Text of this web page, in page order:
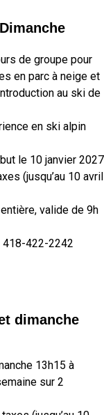
de groupe pour
en parc à neige et
au ski de
en ski alpin
le 10 janvier 2027
(jusqu’au 10 avril
valide de 9h
418-422-2242
dimanche
13h15 à
sur 2